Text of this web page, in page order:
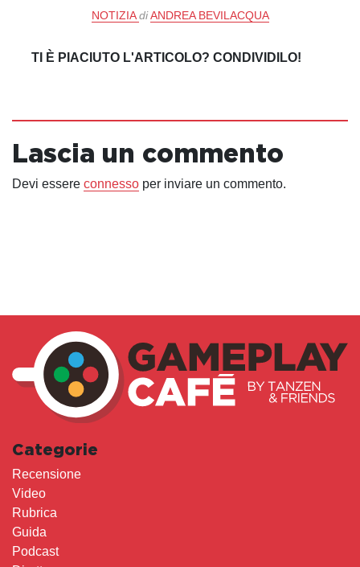
NOTIZIA di ANDREA BEVILACQUA
TI È PIACIUTO L'ARTICOLO? CONDIVIDILO!
Lascia un commento
Devi essere connesso per inviare un commento.
Categorie
Recensione
Video
Rubrica
Guida
Podcast